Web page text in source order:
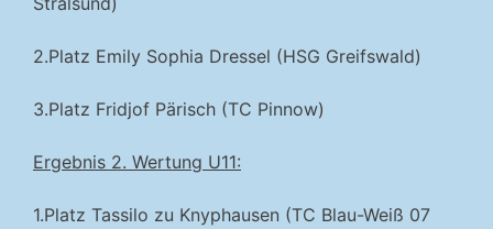
2.Platz Emily Sophia Dressel (HSG Greifswald)
3.Platz Fridjof Pärisch (TC Pinnow)
Ergebnis 2. Wertung U11:
1.Platz Tassilo zu Knyphausen (TC Blau-Weiß 07